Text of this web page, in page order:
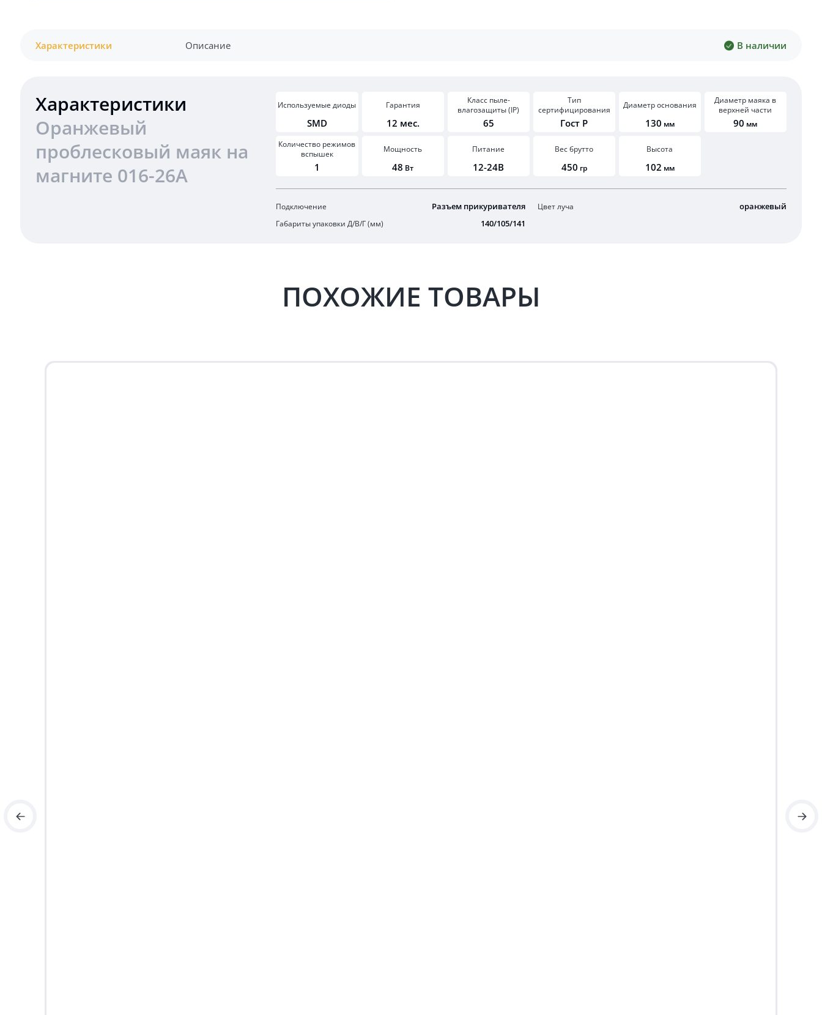
Характеристики Описание В наличии
Характеристики
Оранжевый
проблесковый маяк на
магните 016-26A
Используемые диоды
SMD
Гарантия
12 мес.
Класс пыле-
влагозащиты (IP)
65
Тип
сертифицирования
Гост Р
Диаметр основания
130 мм
Диаметр маяка в
верхней части
90 мм
Количество режимов
вспышек
1
Мощность
48 Вт
Питание
12-24В
Вес брутто
450 гр
Высота
102 мм
Подключение Разъем прикуривателя Цвет луча оранжевый
Габариты упаковки Д/В/Г (мм) 140/105/141
ПОХОЖИЕ ТОВАРЫ